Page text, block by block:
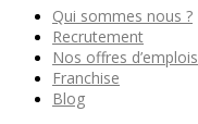
Qui sommes nous ?
Recrutement
Nos offres d’emplois
Franchise
Blog